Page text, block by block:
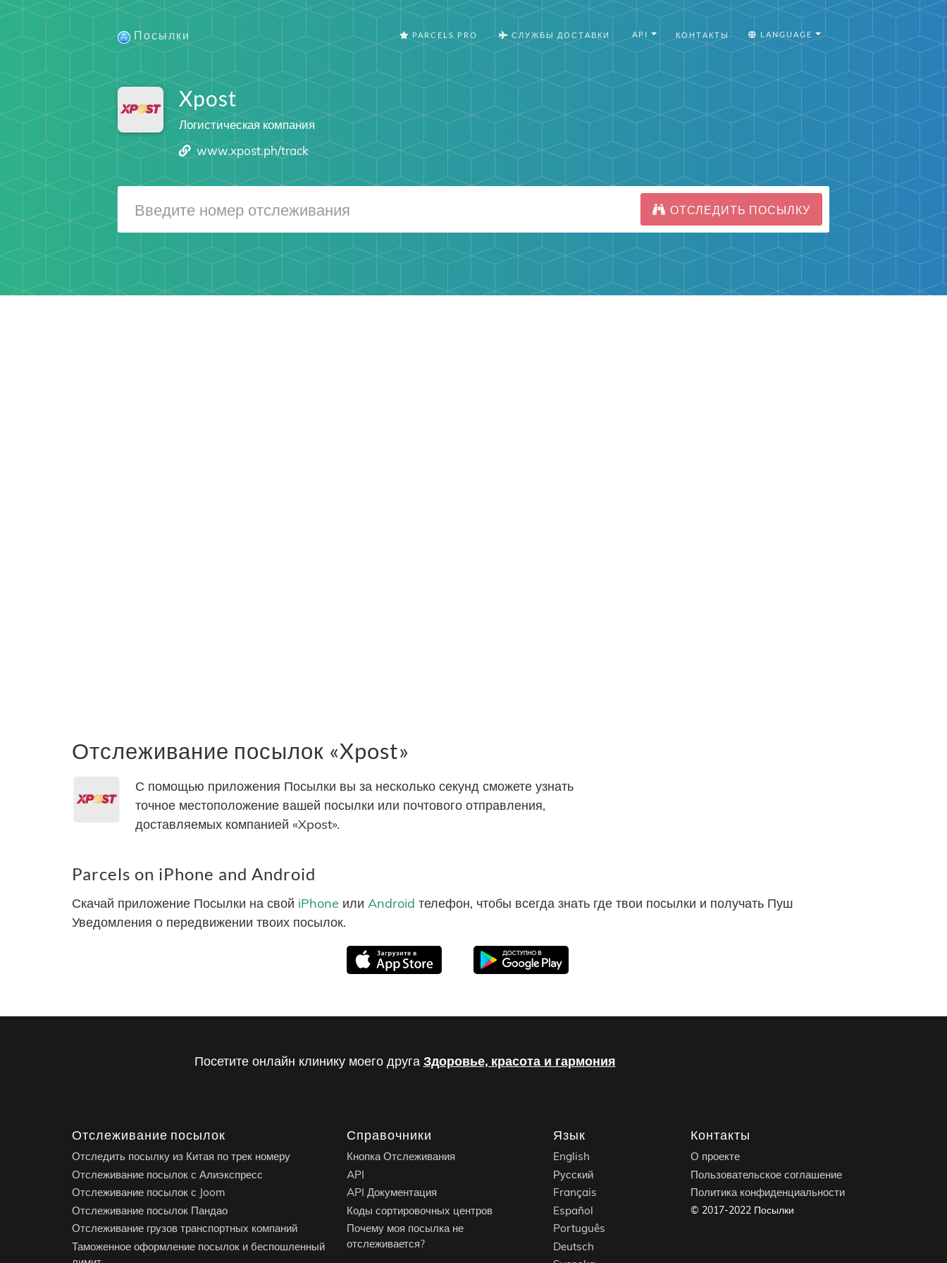
Посылки PARCELS PRO СЛУЖБЫ ДОСТАВКИ API КОНТАКТЫ LANGUAGE
Xpost
Логистическая компания
www.xpost.ph/track
ОТСЛЕДИТЬ ПОСЫЛКУ
Отслеживание посылок «Xpost»
С помощью приложения Посылки вы за несколько секунд сможете узнать
точное местоположение вашей посылки или почтового отправления,
доставляемых компанией «Xpost».
Parcels on iPhone and Android
Скачай приложение Посылки на свой iPhone или Android телефон, чтобы всегда знать где твои посылки и получать Пуш
Уведомления о передвижении твоих посылок.
Посетите онлайн клинику моего друга Здоровье, красота и гармония
Отслеживание посылок
Отследить посылку из Китая по трек номеру
Отслеживание посылок с Алиэкспресс
Отслеживание посылок с Joom
Отслеживание посылок Пандао
Отслеживание грузов транспортных компаний
Таможенное оформление посылок и беспошленный
Справочники
Кнопка Отслеживания
API
API Документация
Коды сортировочных центров
Почему моя посылка не
отслеживается?
Язык
English
Русский
Français
Español
Português
Deutsch
Контакты
О проекте
Пользовательское соглашение
Политика конфиденциальности
© 2017-2022 Посылки